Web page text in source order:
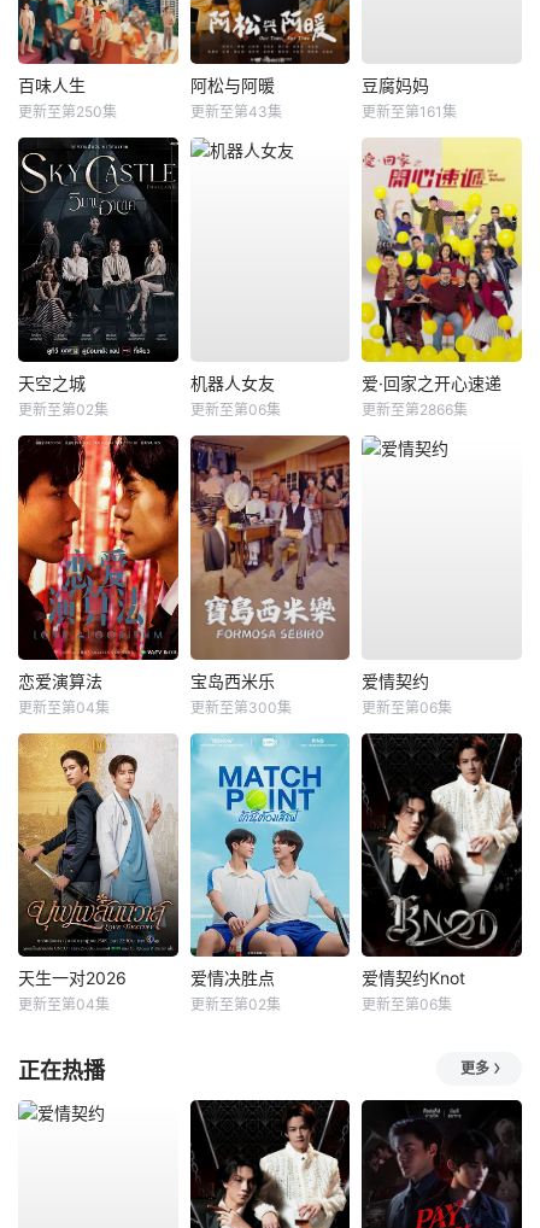
百味人生
更新至第250集
阿松与阿暖
更新至第43集
豆腐妈妈
更新至第161集
天空之城
更新至第02集
机器人女友
更新至第06集
爱·回家之开心速递
更新至第2866集
恋爱演算法
更新至第04集
宝岛西米乐
更新至第300集
爱情契约
更新至第06集
天生一对2026
更新至第04集
爱情决胜点
更新至第02集
爱情契约Knot
更新至第06集
正在热播 更多